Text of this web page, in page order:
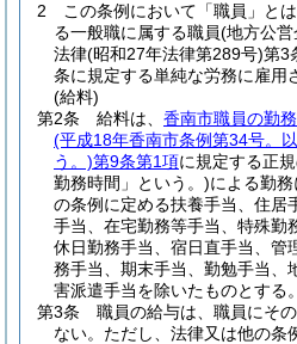
2
この条例において「職員」と
る一般職に属する職員(地方公
法律(昭和27年法律第289号)第3
条に規定する単純な労務に雇用
(給料)
第2条
給料は、 香南市職員の勤
(平成18年香南市条例第34号。
う。)第9条第1項に規定する正
勤務時間」という。)による勤
の条例に定める扶養手当、住居
手当、在宅勤務等手当、特殊勤
休日勤務手当、宿日直手当、管
務手当、期末手当、勤勉手当、
害派遣手当を除いたものとする。
第3条
職員の給与は、職員にそ
ない。 ただし、法律又は他の条